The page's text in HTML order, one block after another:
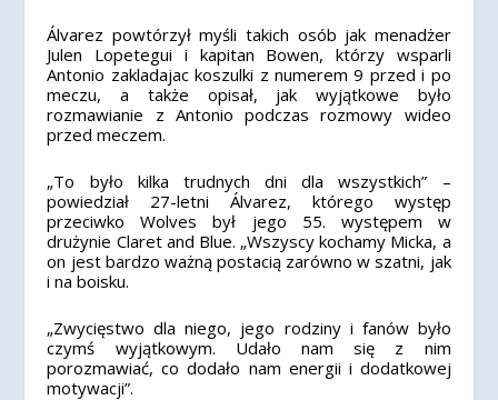
Álvarez powtórzył myśli takich osób jak menadżer
Julen Lopetegui i kapitan Bowen, którzy wsparli
Antonio zakladajac koszulki z numerem 9 przed i po
meczu, a także opisał, jak wyjątkowe było
rozmawianie z Antonio podczas rozmowy wideo
przed meczem.
„To było kilka trudnych dni dla wszystkich” –
powiedział 27-letni Álvarez, którego występ
przeciwko Wolves był jego 55. występem w
drużynie Claret and Blue. „Wszyscy kochamy Micka, a
on jest bardzo ważną postacią zarówno w szatni, jak
i na boisku.
„Zwycięstwo dla niego, jego rodziny i fanów było
czymś wyjątkowym. Udało nam się z nim
porozmawiać, co dodało nam energii i dodatkowej
motywacji”.